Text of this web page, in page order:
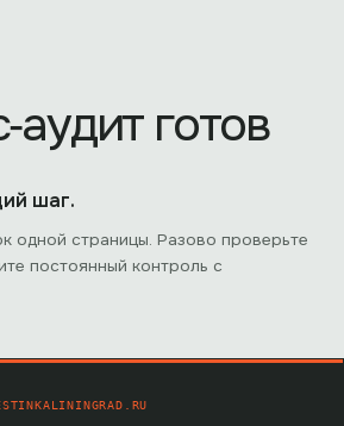
готов
шаг.
одной страницы. Разово проверьте
постоянный контроль с